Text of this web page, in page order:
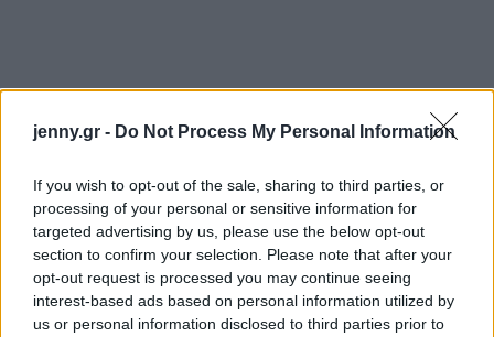
jenny.gr - Do Not Process My Personal Information
If you wish to opt-out of the sale, sharing to third parties, or
processing of your personal or sensitive information for
targeted advertising by us, please use the below opt-out
section to confirm your selection. Please note that after your
opt-out request is processed you may continue seeing
interest-based ads based on personal information utilized by
us or personal information disclosed to third parties prior to